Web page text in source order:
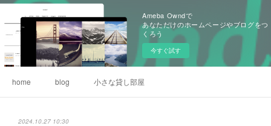
Ameba Owndで
あなただけのホームページやブログをつ
くろう
今すぐ試す
home blog 小さな貸し部屋
2024.10.27 10:30